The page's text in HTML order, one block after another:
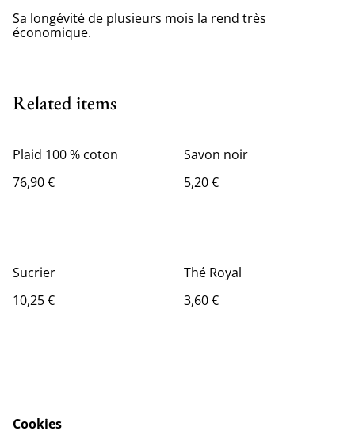
Sa longévité de plusieurs mois la rend très
économique.
Related items
Plaid 100 % coton
76,90 €
Savon noir
5,20 €
Sucrier
10,25 €
Thé Royal
3,60 €
Cookies